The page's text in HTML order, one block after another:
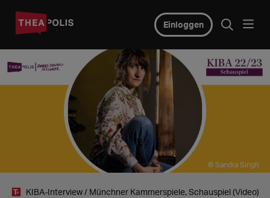
Einloggen
© Sandra Singh
KIBA-Interview / Münchner Kammerspiele, Schauspiel (Video)